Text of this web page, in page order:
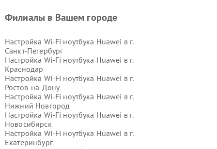
Филиалы в Вашем городе
Настройка Wi-Fi ноутбука Huawei в г.
Санкт-Петербург
Настройка Wi-Fi ноутбука Huawei в г.
Краснодар
Настройка Wi-Fi ноутбука Huawei в г.
Ростов-на-Дону
Настройка Wi-Fi ноутбука Huawei в г.
Нижний Новгород
Настройка Wi-Fi ноутбука Huawei в г.
Новосибирск
Настройка Wi-Fi ноутбука Huawei в г.
Екатеринбург